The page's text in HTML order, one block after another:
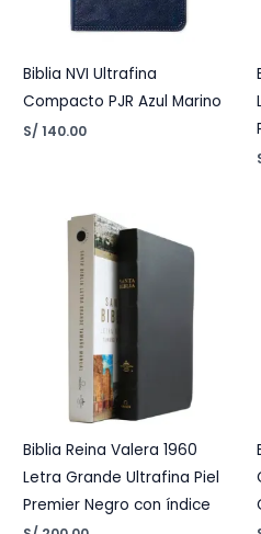
Biblia NVI Ultrafina
Compacto PJR Azul Marino
S/ 140.00
Biblia Reina Valera 1960
Letra Grande Ultrafina Piel
Premier Negro con índice